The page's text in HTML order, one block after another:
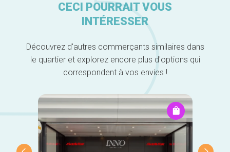
CECI POURRAIT VOUS
INTÉRESSER
Découvrez d'autres commerçants similaires dans
le quartier et explorez encore plus d'options qui
correspondent à vos envies !